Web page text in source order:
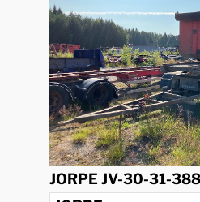
JORPE JV-30-31-